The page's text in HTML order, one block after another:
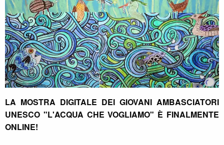
LA MOSTRA DIGITALE DEI GIOVANI AMBASCIATORI
UNESCO "L'ACQUA CHE VOGLIAMO" È FINALMENTE
ONLINE!